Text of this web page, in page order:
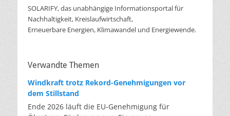
SOLARIFY, das unabhängige Informationsportal für
Nachhaltigkeit, Kreislaufwirtschaft,
Erneuerbare Energien, Klimawandel und Energiewende.
Verwandte Themen
Windkraft trotz Rekord-Genehmigungen vor
dem Stillstand
Ende 2026 läuft die EU-Genehmigung für